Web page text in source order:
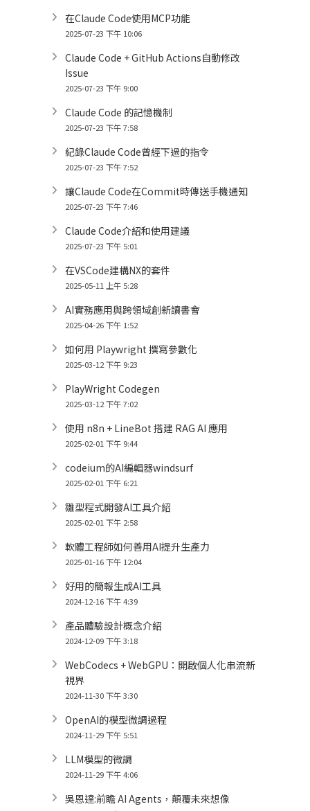
在Claude Code使用MCP功能
2025-07-23 下午 10:06
Claude Code + GitHub Actions自動修改
Issue
2025-07-23 下午 9:00
Claude Code 的記憶機制
2025-07-23 下午 7:58
紀錄Claude Code曾經下過的指令
2025-07-23 下午 7:52
讓Claude Code在Commit時傳送手機通知
2025-07-23 下午 7:46
Claude Code介紹和使用建議
2025-07-23 下午 5:01
在VSCode建構NX的套件
2025-05-11 上午 5:28
AI實務應用與跨領域創新讀書會
2025-04-26 下午 1:52
如何用 Playwright 撰寫參數化
2025-03-12 下午 9:23
PlayWright Codegen
2025-03-12 下午 7:02
使用 n8n + LineBot 搭建 RAG AI 應用
2025-02-01 下午 9:44
codeium的AI編輯器windsurf
2025-02-01 下午 6:21
雛型程式開發AI工具介紹
2025-02-01 下午 2:58
軟體工程師如何善用AI提升生產力
2025-01-16 下午 12:04
好用的簡報生成AI工具
2024-12-16 下午 4:39
產品體驗設計概念介紹
2024-12-09 下午 3:18
WebCodecs + WebGPU：開啟個人化串流新
視界
2024-11-30 下午 3:30
OpenAI的模型微調過程
2024-11-29 下午 5:51
LLM模型的微調
2024-11-29 下午 4:06
吳恩達:前瞻 AI Agents，顛覆未來想像